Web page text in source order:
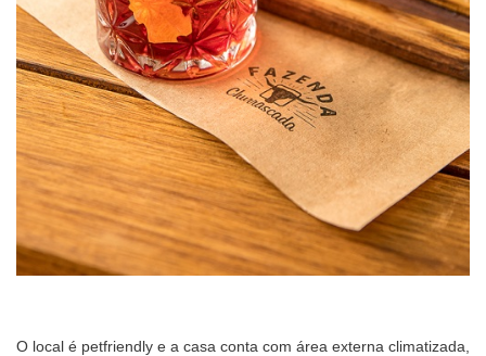
O local é petfriendly e a casa conta com área externa climatizada,